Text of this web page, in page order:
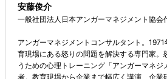
安藤俊介
一般社団法人日本アンガーマネジメント協会
アンガーマネジメントコンサルタント。
育現場にある怒りの問題を解決する専門家。
うための心理トレーニング「アンガーマネジ
者。教育現場から企業まで幅広く講演、企業